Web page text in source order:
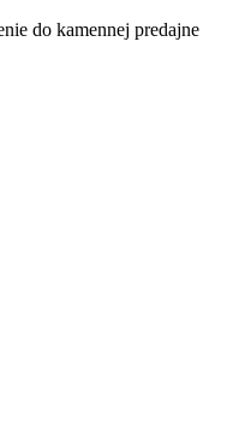
do kamennej predajne